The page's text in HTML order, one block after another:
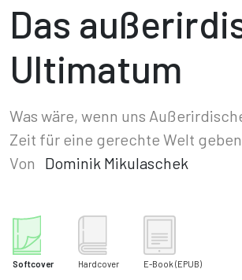
Das
Ultimatum
Was wäre, wenn uns
Zeit für eine gerechte Welt
Von
Dominik Mikulaschek
Softcover Hardcover E-Book (EPUB)